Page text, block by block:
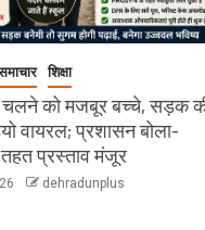
शिक्षा
चलने को मजबूर बच्चे, सड़क
वायरल; प्रशासन बोला-
प्रस्ताव मंजूर
dehradunplus